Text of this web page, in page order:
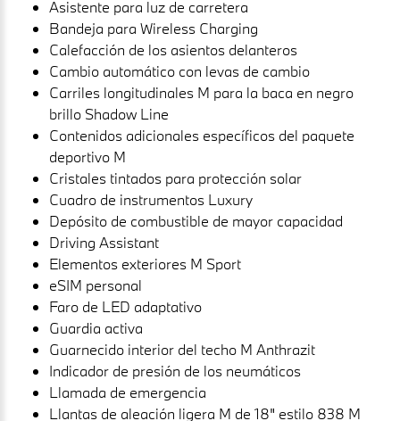
Asistente para luz de carretera
Bandeja para Wireless Charging
Calefacción de los asientos delanteros
Cambio automático con levas de cambio
Carriles longitudinales M para la baca en negro
brillo Shadow Line
Contenidos adicionales específicos del paquete
deportivo M
Cristales tintados para protección solar
Cuadro de instrumentos Luxury
Depósito de combustible de mayor capacidad
Driving Assistant
Elementos exteriores M Sport
eSIM personal
Faro de LED adaptativo
Guardia activa
Guarnecido interior del techo M Anthrazit
Indicador de presión de los neumáticos
Llamada de emergencia
Llantas de aleación ligera M de 18" estilo 838 M